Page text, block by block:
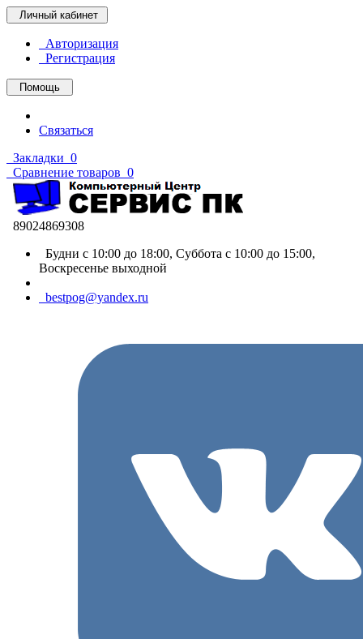
Личный кабинет
Авторизация
Регистрация
Помощь
Связаться
Закладки 0
Сравнение товаров 0
89024869308
Будни с 10:00 до 18:00, Суббота с 10:00 до 15:00,
Воскресенье выходной
bestpog@yandex.ru